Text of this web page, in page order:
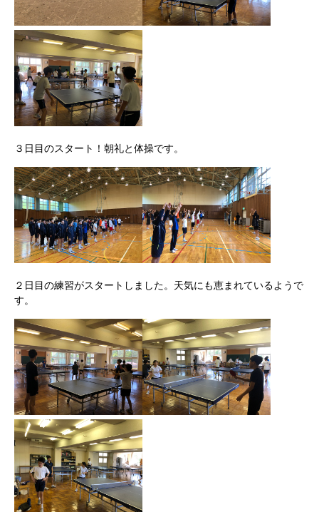
３日目のスタート！朝礼と体操です。
２日目の練習がスタートしました。天気にも恵まれているようで
す。